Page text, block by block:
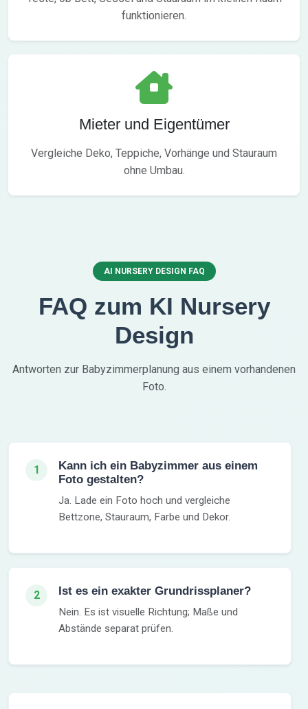
funktionieren.
Mieter und Eigentümer
Vergleiche Deko, Teppiche, Vorhänge und Stauraum
ohne Umbau.
AI NURSERY DESIGN FAQ
FAQ zum KI Nursery
Design
Antworten zur Babyzimmerplanung aus einem vorhandenen
Foto.
1
Kann ich ein Babyzimmer aus einem
Foto gestalten?
Ja. Lade ein Foto hoch und vergleiche
Bettzone, Stauraum, Farbe und Dekor.
2 Ist es ein exakter Grundrissplaner?
Nein. Es ist visuelle Richtung; Maße und
Abstände separat prüfen.